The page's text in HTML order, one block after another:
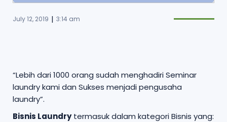
July 12, 2019 | 3:14 am
“Lebih dari 1000 orang sudah menghadiri Seminar
laundry kami dan Sukses menjadi pengusaha
laundry”.
Bisnis Laundrytermasuk dalam kategori Bisnis yang: